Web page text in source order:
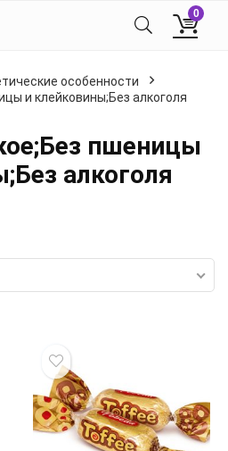
0
особенности
и клейковины;Без алкоголя
пшеницы
алкоголя